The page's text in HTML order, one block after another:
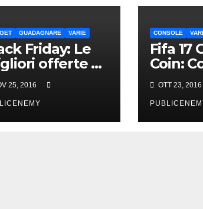
GUADAGNARE VARIE
Friday: Le
offerte di
25, 2016
CONSOLE
Fifa 17
Coin:
in Italia
OTT 23, 2016